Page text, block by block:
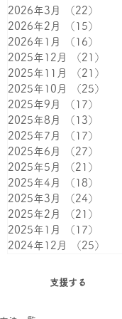
2026年3月
（22）
2026年2月
（15）
2026年1月
（16）
2025年12月
（21）
2025年11月
（21）
2025年10月
（25）
2025年9月
（17）
2025年8月
（13）
2025年7月
（17）
2025年6月
（27）
2025年5月
（21）
2025年4月
（18）
2025年3月
（24）
2025年2月
（21）
2025年1月
（17）
2024年12月
（25）
支援する